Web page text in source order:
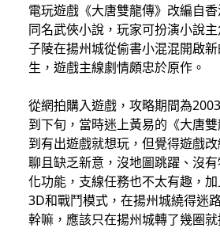
電玩遊戲《大唐雙龍傳》改編自
同名武俠小說，玩家可扮演小說
子陵在揚州城從偷書小混混開啟
生，遊戲主線劇情頗忠於原作。
從網拍購入遊戲，攻略期間為
到下旬，當時迷上黃易的《大唐
到有出遊戲就想玩，但覺得遊戲
聊且缺乏新意，沒地圖跳躍、沒
化功能，支線任務也不太有趣，
3D和戰鬥模式，在揚州城繞得迷
幹嘛，應該只在揚州城轉了幾圈就